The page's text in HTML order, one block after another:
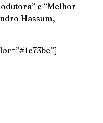
e “Melhor
Hassum,